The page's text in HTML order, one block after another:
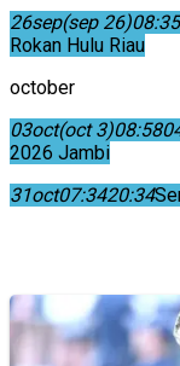
26sep(sep 26)08:35
Rokan Hulu Riau
october
03oct(oct 3)08:58
2026 Jambi
31oct07:3420:34